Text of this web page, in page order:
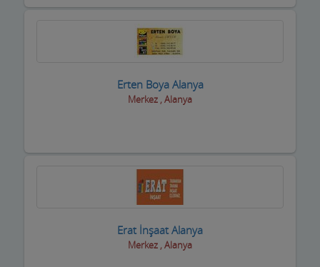
Erten Boya Alanya
Merkez , Alanya
Erat İnşaat Alanya
Merkez , Alanya